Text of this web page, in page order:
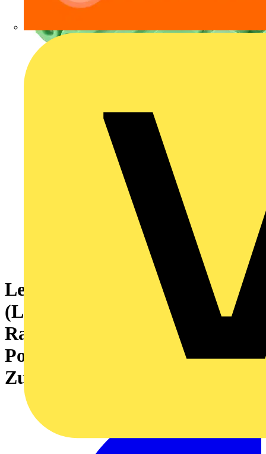
Leiterplattensteckverbinder
(Leiteranschluss), 320 V, 18 A,
Raster in mm: 5.00, 4 mm²,
Polzahl: 12,
Zugbügelanschluss, Box